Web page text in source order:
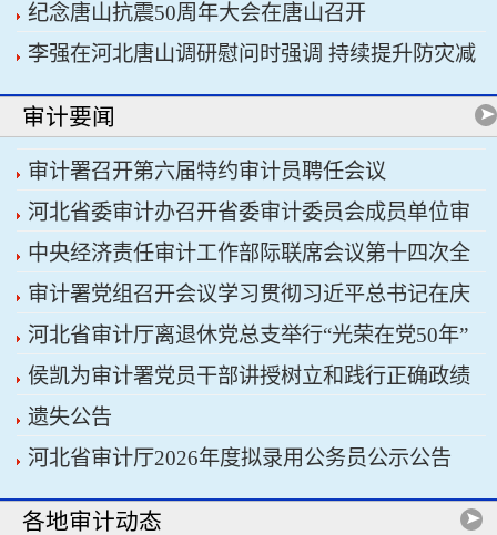
会 分析研究当前经济形势和经济工作 中共中央总
书记习近平主持会议
纪念唐山抗震50周年大会在唐山召开
李强在河北唐山调研慰问时强调 持续提升防灾减
灾救灾能力 切实保障人民群众生命财产安全
审计要闻
审计署召开第六届特约审计员聘任会议
河北省委审计办召开省委审计委员会成员单位审
计重点工作协调推进会议暨省经济责任审计工作厅
际联席会议
中央经济责任审计工作部际联席会议第十四次全
体会议召开
审计署党组召开会议学习贯彻习近平总书记在庆
祝中国共产党成立105周年大会上的重要讲话精神
河北省审计厅离退休党总支举行“光荣在党50年”
纪念章颁发仪式
侯凯为审计署党员干部讲授树立和践行正确政绩
观学习教育专题党课
遗失公告
河北省审计厅2026年度拟录用公务员公示公告
各地审计动态